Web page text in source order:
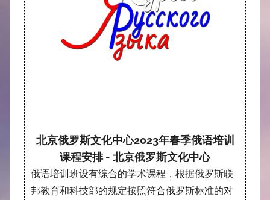
北京俄罗斯文化中心2023年春季俄语培训
课程安排 - 北京俄罗斯文化中心
俄语培训班设有综合的学术课程，根据俄罗斯联
邦教育和科技部的规定按照符合俄罗斯标准的对